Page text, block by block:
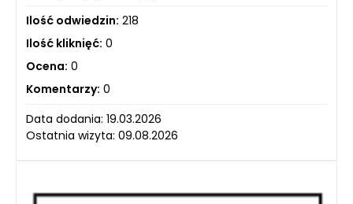
Ilość odwiedzin: 218
Ilość kliknięć: 0
Ocena: 0
Komentarzy: 0
Data dodania: 19.03.2026
Ostatnia wizyta: 09.08.2026